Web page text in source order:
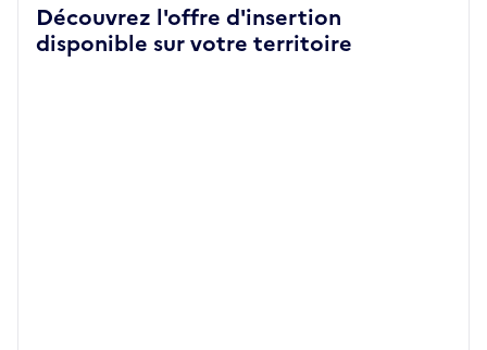
Découvrez l'offre d'insertion
disponible sur votre territoire